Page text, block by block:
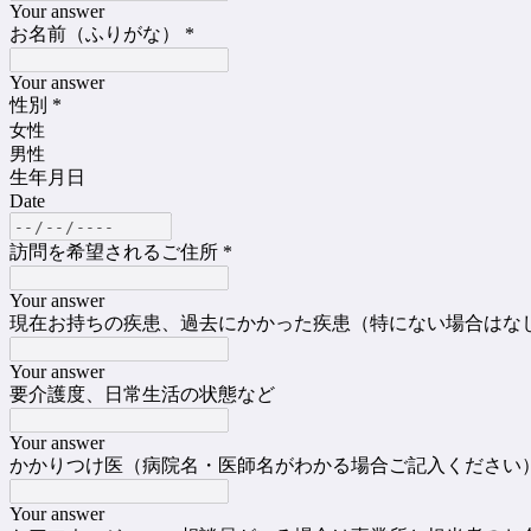
Your answer
お名前（ふりがな） *
Your answer
性別 *
女性
男性
生年月日
Date
訪問を希望されるご住所 *
Your answer
現在お持ちの疾患、過去にかかった疾患（特にない場合はな
Your answer
要介護度、日常生活の状態など
Your answer
かかりつけ医（病院名・医師名がわかる場合ご記入ください）
Your answer